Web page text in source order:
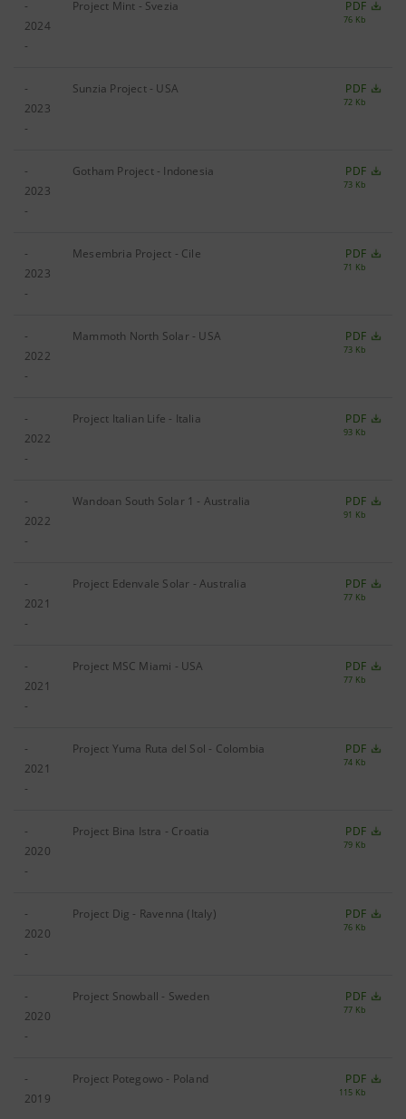
-
2024
-
Project Mint - Svezia PDF
76 Kb
-
2023
-
Sunzia Project - USA PDF
72 Kb
-
2023
-
Gotham Project - Indonesia PDF
73 Kb
-
2023
-
Mesembria Project - Cile PDF
71 Kb
-
2022
-
Mammoth North Solar - USA PDF
73 Kb
-
2022
-
Project Italian Life - Italia PDF
93 Kb
-
2022
-
Wandoan South Solar 1 - Australia PDF
91 Kb
-
2021
-
Project Edenvale Solar - Australia PDF
77 Kb
-
2021
-
Project MSC Miami - USA PDF
77 Kb
-
2021
-
Project Yuma Ruta del Sol - Colombia PDF
74 Kb
-
2020
-
Project Bina Istra - Croatia PDF
79 Kb
-
2020
-
Project Dig - Ravenna (Italy) PDF
76 Kb
-
2020
-
Project Snowball - Sweden PDF
77 Kb
-
2019
Project Potegowo - Poland PDF
115 Kb